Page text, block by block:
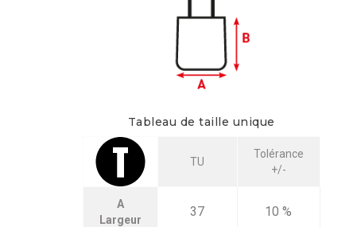
Tableau de taille unique
TU
Tolérance
+/-
A
Largeur
37 10 %